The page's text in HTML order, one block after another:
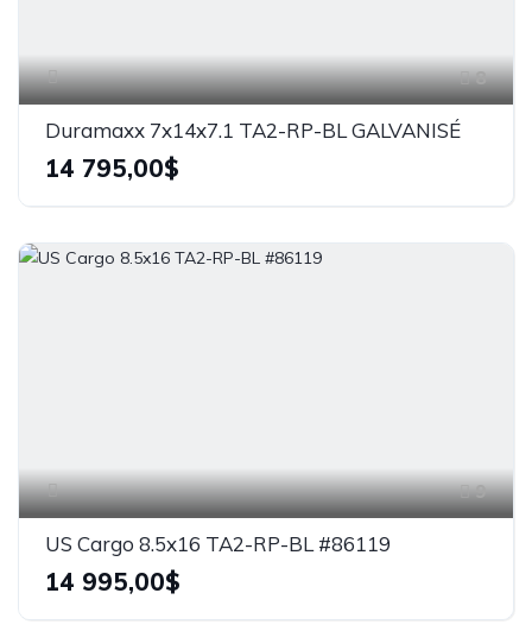
8
Duramaxx 7x14x7.1 TA2-RP-BL GALVANISÉ
14 795,00$
9
US Cargo 8.5x16 TA2-RP-BL #86119
14 995,00$